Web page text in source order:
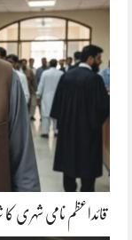
قائداعظم نامی شہری